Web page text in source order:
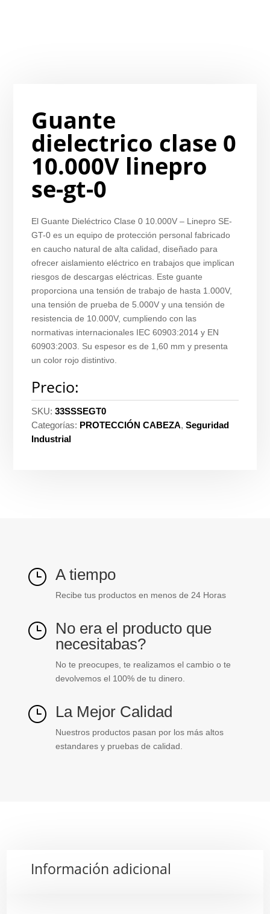
Guante
dielectrico clase 0
10.000V linepro
se-gt-0
El Guante Dieléctrico Clase 0 10.000V – Linepro SE-
GT-0 es un equipo de protección personal fabricado
en caucho natural de alta calidad, diseñado para
ofrecer aislamiento eléctrico en trabajos que implican
riesgos de descargas eléctricas. Este guante
proporciona una tensión de trabajo de hasta 1.000V,
una tensión de prueba de 5.000V y una tensión de
resistencia de 10.000V, cumpliendo con las
normativas internacionales IEC 60903:2014 y EN
60903:2003. Su espesor es de 1,60 mm y presenta
un color rojo distintivo.
Precio:
SKU:33SSSEGT0
Categorías: PROTECCIÓN CABEZA,Seguridad
Industrial
} A tiempo
Recibe tus productos en menos de 24 Horas
} No era el producto que
necesitabas?
No te preocupes, te realizamos el cambio o te
devolvemos el 100% de tu dinero.
} La Mejor Calidad
Nuestros productos pasan por los más altos
estandares y pruebas de calidad.
Información adicional